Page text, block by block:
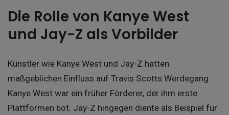
Die Rolle von Kanye West
und Jay-Z als Vorbilder
Künstler wie Kanye West und Jay-Z hatten
maßgeblichen Einfluss auf Travis Scotts Werdegang.
Kanye West war ein früher Förderer, der ihm erste
Plattformen bot. Jay-Z hingegen diente als Beispiel für